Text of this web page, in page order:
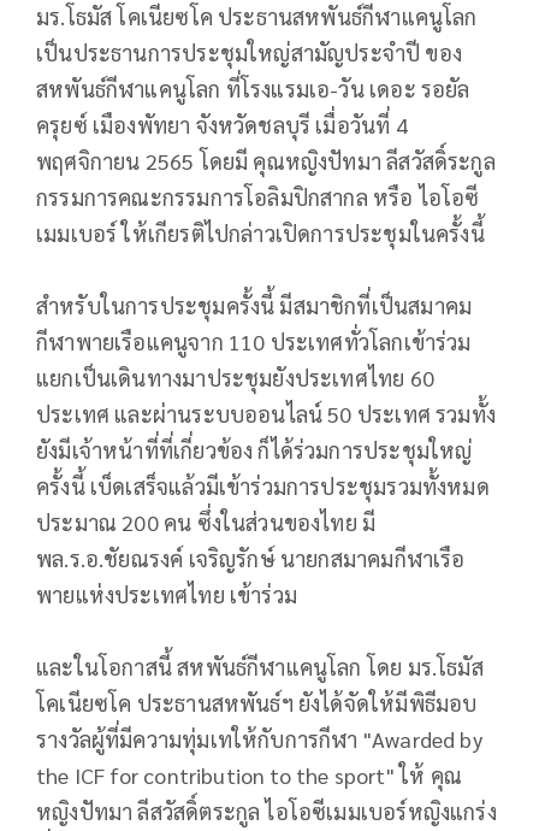
มร.โธมัส โคเนียซโค ประธานสหพันธ์กีฬาแคนูโลก
เป็นประธานการประชุมใหญ่สามัญประจำปี ของ
สหพันธ์กีฬาแคนูโลก ที่โรงแรมเอ-วัน เดอะ รอยัล
ครุยซ์ เมืองพัทยา จังหวัดชลบุรี เมื่อวันที่ 4
พฤศจิกายน 2565 โดยมี คุณหญิงปัทมา ลีสวัสดิ์ระกูล
กรรมการคณะกรรมการโอลิมปิกสากล หรือ ไอโอซี
เมมเบอร์ ให้เกียรติไปกล่าวเปิดการประชุมในครั้งนี้
สำหรับในการประชุมครั้งนี้ มีสมาชิกที่เป็นสมาคม
กีฬาพายเรือแคนูจาก 110 ประเทศทั่วโลกเข้าร่วม
แยกเป็นเดินทางมาประชุมยังประเทศไทย 60
ประเทศ และผ่านระบบออนไลน์ 50 ประเทศ รวมทั้ง
ยังมีเจ้าหน้าที่ที่เกี่ยวข้อง ก็ได้ร่วมการประชุมใหญ่
ครั้งนี้ เบ็ดเสร็จแล้วมีเข้าร่วมการประชุมรวมทั้งหมด
ประมาณ 200 คน ซึ่งในส่วนของไทย มี
พล.ร.อ.ชัยณรงค์ เจริญรักษ์ นายกสมาคมกีฬาเรือ
พายแห่งประเทศไทย เข้าร่วม
และในโอกาสนี้ สหพันธ์กีฬาแคนูโลก โดย มร.โธมัส
โคเนียซโค ประธานสหพันธ์ฯ ยังได้จัดให้มีพิธีมอบ
รางวัลผู้ที่มีความทุ่มเทให้กับการกีฬา "Awarded by
the ICF for contribution to the sport" ให้ คุณ
หญิงปัทมา ลีสวัสดิ์ตระกูล ไอโอซีเมมเบอร์หญิงแกร่ง